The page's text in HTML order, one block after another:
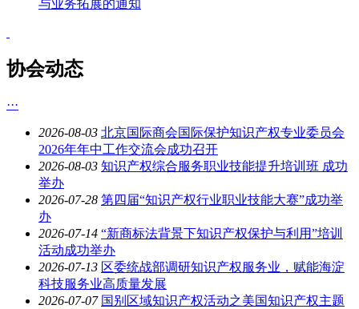
与业务拓展的通知
协会动态
···
2026-08-03 北京国际商会国际保护知识产权专业委员会
2026年年中工作交流会成功召开
2026-08-03 知识产权综合服务职业技能提升培训班 成功
举办
2026-07-28 第四届“知识产权行业职业技能大赛”成功举
办
2026-07-14 “新商标法背景下知识产权保护与利用”培训
活动成功举办
2026-07-13 区委统战部调研知识产权服务业，赋能海淀
科技服务业高质量发展
2026-07-07 国别区域知识产权活动之美国知识产权主题